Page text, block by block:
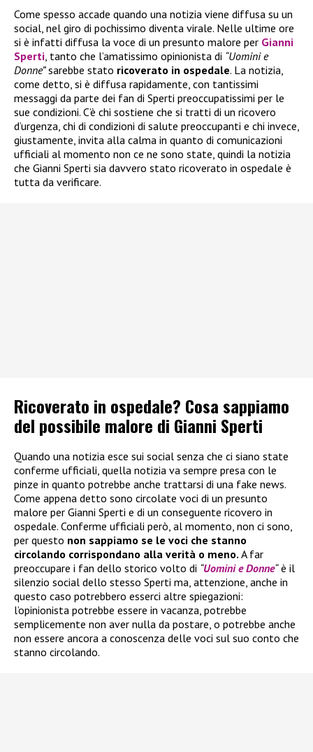
Come spesso accade quando una notizia viene diffusa su un
social, nel giro di pochissimo diventa virale. Nelle ultime ore
si è infatti diffusa la voce di un presunto malore per Gianni
Sperti , tanto che l’amatissimo opinionista di “Uomini e
Donne”sarebbe stato ricoverato in ospedale. La notizia,
come detto, si è diffusa rapidamente, con tantissimi
messaggi da parte dei fan di Sperti preoccupatissimi per le
sue condizioni. C’è chi sostiene che si tratti di un ricovero
d’urgenza, chi di condizioni di salute preoccupanti e chi invece,
giustamente, invita alla calma in quanto di comunicazioni
ufficiali al momento non ce ne sono state, quindi la notizia
che Gianni Sperti sia davvero stato ricoverato in ospedale è
tutta da verificare.
Ricoverato in ospedale? Cosa sappiamo
del possibile malore di Gianni Sperti
Quando una notizia esce sui social senza che ci siano state
conferme ufficiali, quella notizia va sempre presa con le
pinze in quanto potrebbe anche trattarsi di una fake news.
Come appena detto sono circolate voci di un presunto
malore per Gianni Sperti e di un conseguente ricovero in
ospedale. Conferme ufficiali però, al momento, non ci sono,
per questo non sappiamo se le voci che stanno
circolando corrispondano alla verità o meno. A far
preoccupare i fan dello storico volto di “Uomini e Donne“è il
silenzio social dello stesso Sperti ma, attenzione, anche in
questo caso potrebbero esserci altre spiegazioni:
l’opinionista potrebbe essere in vacanza, potrebbe
semplicemente non aver nulla da postare, o potrebbe anche
non essere ancora a conoscenza delle voci sul suo conto che
stanno circolando.